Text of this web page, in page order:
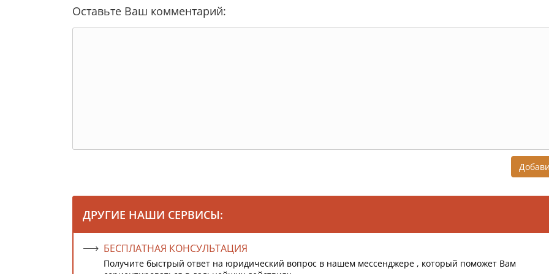
Оставьте Ваш комментарий:
ДРУГИЕ НАШИ СЕРВИСЫ:
БЕСПЛАТНАЯ КОНСУЛЬТАЦИЯ
Получите быстрый ответ на юридический вопрос в нашем мессенджере , который поможет Вам